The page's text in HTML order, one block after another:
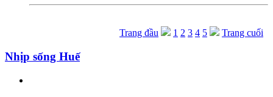
Trang đầu 1 2 3 4 5 Trang cuối
Nhịp sống Huế